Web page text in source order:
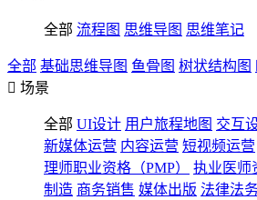
全部 流程图 思维导图 思维笔记
全部 基础思维导图 鱼骨图 树状结构图
 场景
全部 UI设计 用户旅程地图 交互
新媒体运营 内容运营 短视频运营
理师职业资格（PMP）
执业医师
制造 商务销售 媒体出版 法律法